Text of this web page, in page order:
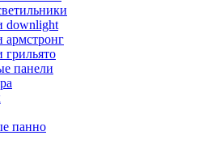
downlight
армстронг
грильято
панели
панно